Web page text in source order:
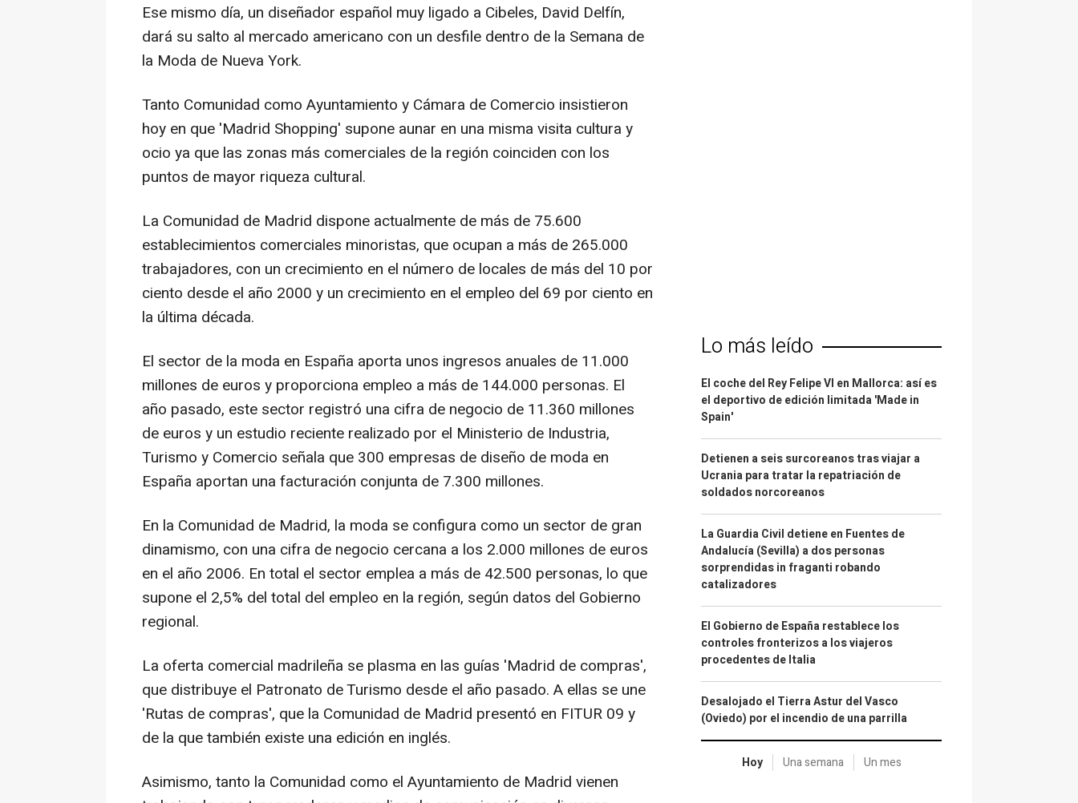
Ese mismo día, un diseñador español muy ligado a Cibeles, David Delfín,
dará su salto al mercado americano con un desfile dentro de la Semana de
la Moda de Nueva York.
Tanto Comunidad como Ayuntamiento y Cámara de Comercio insistieron
hoy en que 'Madrid Shopping' supone aunar en una misma visita cultura y
ocio ya que las zonas más comerciales de la región coinciden con los
puntos de mayor riqueza cultural.
La Comunidad de Madrid dispone actualmente de más de 75.600
establecimientos comerciales minoristas, que ocupan a más de 265.000
trabajadores, con un crecimiento en el número de locales de más del 10 por
ciento desde el año 2000 y un crecimiento en el empleo del 69 por ciento en
la última década.
El sector de la moda en España aporta unos ingresos anuales de 11.000
millones de euros y proporciona empleo a más de 144.000 personas. El
año pasado, este sector registró una cifra de negocio de 11.360 millones
de euros y un estudio reciente realizado por el Ministerio de Industria,
Turismo y Comercio señala que 300 empresas de diseño de moda en
España aportan una facturación conjunta de 7.300 millones.
En la Comunidad de Madrid, la moda se configura como un sector de gran
dinamismo, con una cifra de negocio cercana a los 2.000 millones de euros
en el año 2006. En total el sector emplea a más de 42.500 personas, lo que
supone el 2,5% del total del empleo en la región, según datos del Gobierno
regional.
La oferta comercial madrileña se plasma en las guías 'Madrid de compras',
que distribuye el Patronato de Turismo desde el año pasado. A ellas se une
'Rutas de compras', que la Comunidad de Madrid presentó en FITUR 09 y
de la que también existe una edición en inglés.
Asimismo, tanto la Comunidad como el Ayuntamiento de Madrid vienen
Lo más leído
El coche del Rey Felipe VI en Mallorca: así es
el deportivo de edición limitada 'Made in
Spain'
Detienen a seis surcoreanos tras viajar a
Ucrania para tratar la repatriación de
soldados norcoreanos
La Guardia Civil detiene en Fuentes de
Andalucía (Sevilla) a dos personas
sorprendidas in fraganti robando
catalizadores
El Gobierno de España restablece los
controles fronterizos a los viajeros
procedentes de Italia
Desalojado el Tierra Astur del Vasco
(Oviedo) por el incendio de una parrilla
Hoy Una semana Un mes